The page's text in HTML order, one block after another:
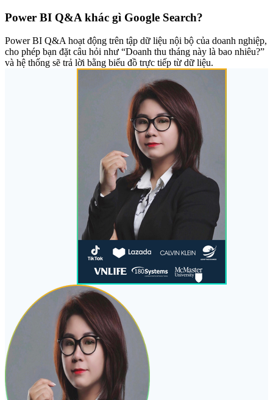
Power BI Q&A khác gì Google Search?
Power BI Q&A hoạt động trên tập dữ liệu nội bộ của doanh nghiệp,
cho phép bạn đặt câu hỏi như “Doanh thu tháng này là bao nhiêu?”
và hệ thống sẽ trả lời bằng biểu đồ trực tiếp từ dữ liệu.